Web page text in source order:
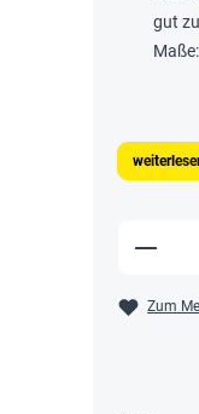
gut
Zum